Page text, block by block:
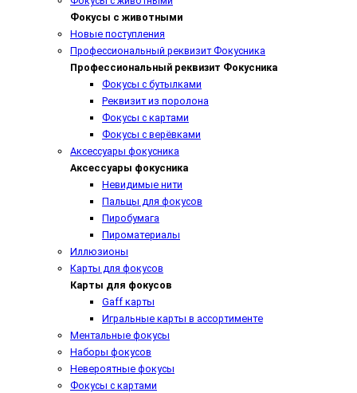
Фокусы с животными
Новые поступления
Профессиональный реквизит Фокусника
Профессиональный реквизит Фокусника
Фокусы с бутылками
Реквизит из поролона
Фокусы с картами
Фокусы с верёвками
Аксессуары фокусника
Аксессуары фокусника
Невидимые нити
Пальцы для фокусов
Пиробумага
Пироматериалы
Иллюзионы
Карты для фокусов
Карты для фокусов
Gaff карты
Игральные карты в ассортименте
Ментальные фокусы
Наборы фокусов
Невероятные фокусы
Фокусы с картами